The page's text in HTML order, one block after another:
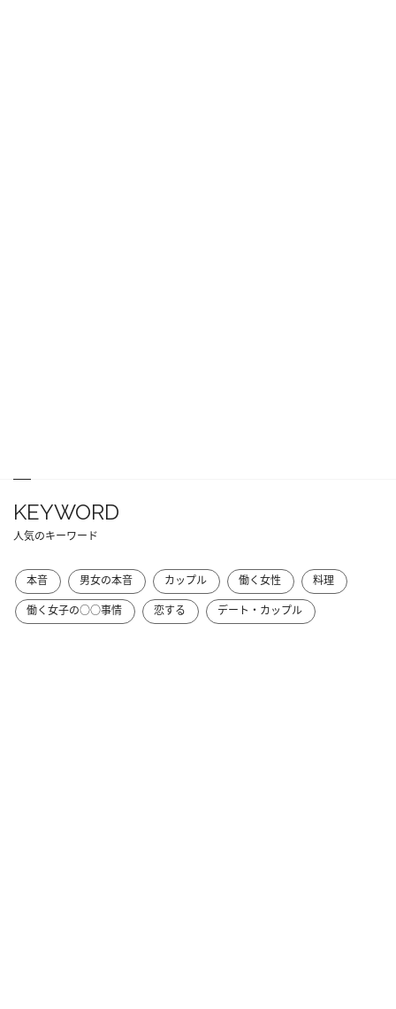
KEYWORD
人気のキーワード
本音 男女の本音 カップル 働く女性
料理
働く女子の○○事情
恋する デート・カップル